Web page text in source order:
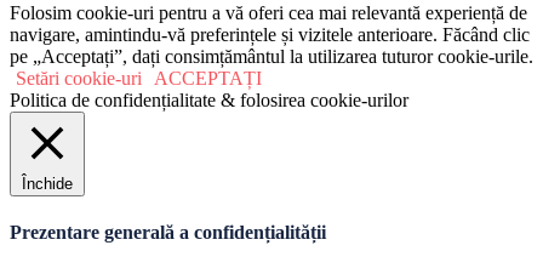
Folosim cookie-uri pentru a vă oferi cea mai relevantă experiență de
navigare, amintindu-vă preferințele și vizitele anterioare. Făcând clic
pe „Acceptați”, dați consimțământul la utilizarea tuturor cookie-urile.
Setări cookie-uri
ACCEPTAȚI
Politica de confidențialitate & folosirea cookie-urilor
Închide
Prezentare generală a confidențialității